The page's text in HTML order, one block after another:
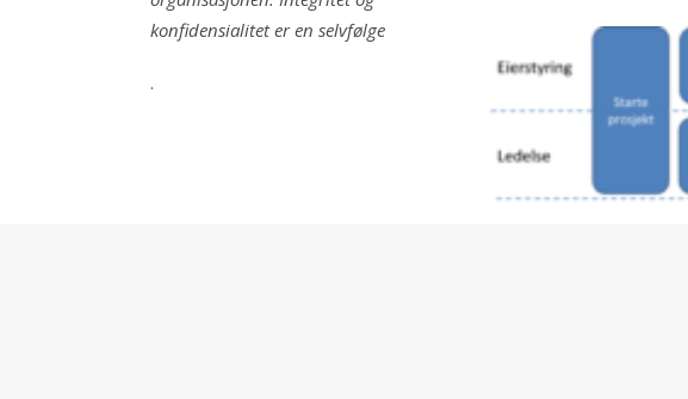
konfidensialitet er en selvfølge
.